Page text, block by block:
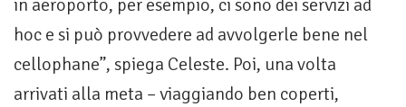
in aeroporto, per esempio, ci sono dei servizi ad
hoc e si può provvedere ad avvolgerle bene nel
cellophane”, spiega Celeste. Poi, una volta
arrivati alla meta – viaggiando ben coperti,